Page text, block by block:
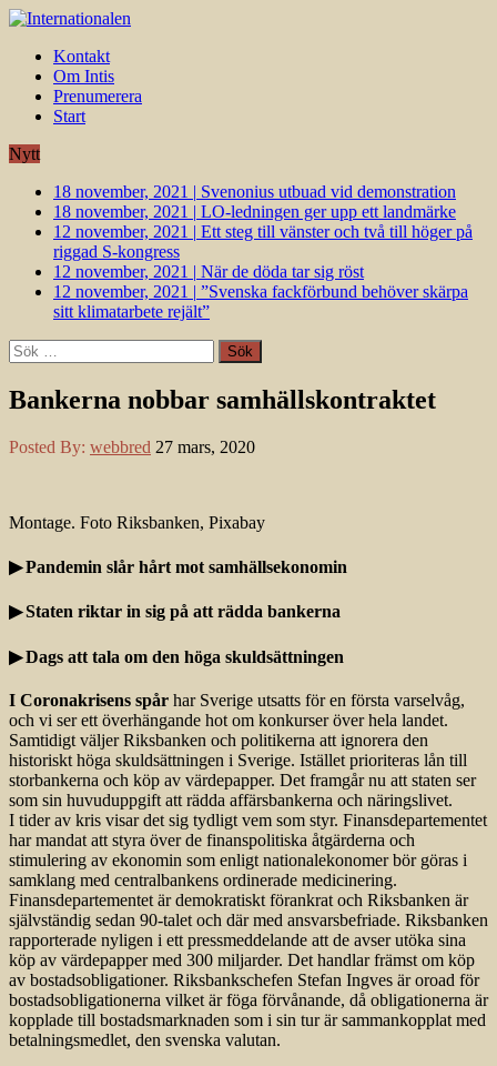
Kontakt
Om Intis
Prenumerera
Start
Nytt
18 november, 2021 | Svenonius utbuad vid demonstration
18 november, 2021 | LO-ledningen ger upp ett landmärke
12 november, 2021 | Ett steg till vänster och två till höger på
riggad S-kongress
12 november, 2021 | När de döda tar sig röst
12 november, 2021 | ”Svenska fackförbund behöver skärpa
sitt klimatarbete rejält”
Sök
efter:
Bankerna nobbar samhällskontraktet
Posted By: webbred 27 mars, 2020
Montage. Foto Riksbanken, Pixabay
▶ Pandemin slår hårt mot samhällsekonomin
▶ Staten riktar in sig på att rädda bankerna
▶ Dags att tala om den höga skuldsättningen
I Coronakrisens spår har Sverige utsatts för en första varselvåg,
och vi ser ett överhängande hot om konkurser över hela landet.
Samtidigt väljer Riksbanken och politikerna att ignorera den
historiskt höga skuldsättningen i Sverige. Istället prioriteras lån till
storbankerna och köp av värdepapper. Det framgår nu att staten ser
som sin huvuduppgift att rädda affärsbankerna och näringslivet.
I tider av kris visar det sig tydligt vem som styr. Finans­departementet
har mandat att styra över de finanspolitiska åtgärderna och
stimulering av ekonomin som enligt nationalekonomer bör göras i
samklang med centralbankens ordinerade medicinering.
Finansdepartementet är demokratiskt förankrat och Riksbanken är
självständig sedan 90-talet och där med ansvarsbefriade. Riksbanken
rapporterade nyligen i ett pressmeddelande att de avser utöka sina
köp av värdepapper med 300 miljarder. Det handlar främst om köp
av bostadsobligationer. Riksbanks­chefen Stefan Ingves är oroad för
bostadsobligationerna vilket är föga förvånande, då obligationerna är
kopplade till bostadsmarknaden som i sin tur är sammankopplat med
bet­al­nings­medlet, den svenska valutan.